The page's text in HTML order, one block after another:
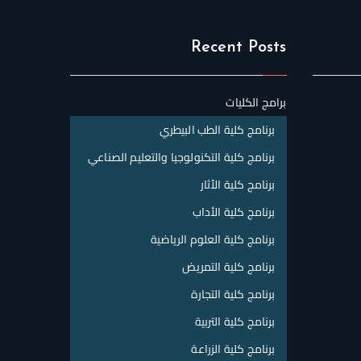
Recent Posts
برامج الكليات
برنامج كلية الطب البيطري
برنامج كلية التكنولوجيا والتعليم الصناعي
برنامج كلية الأثار
برنامج كلية الأداب
برنامج كلية العلوم الرياضية
برنامج كلية التمريض
برنامج كلية التجارة
برنامج كلية التربية
برنامج كلية الزراعة